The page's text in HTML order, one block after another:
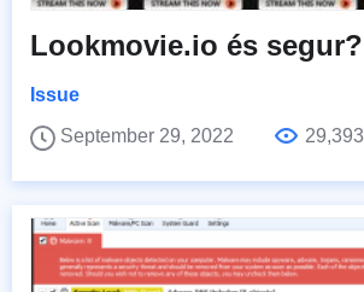
Lookmovie.io és segur?
Issue
September 29, 2022
29,393